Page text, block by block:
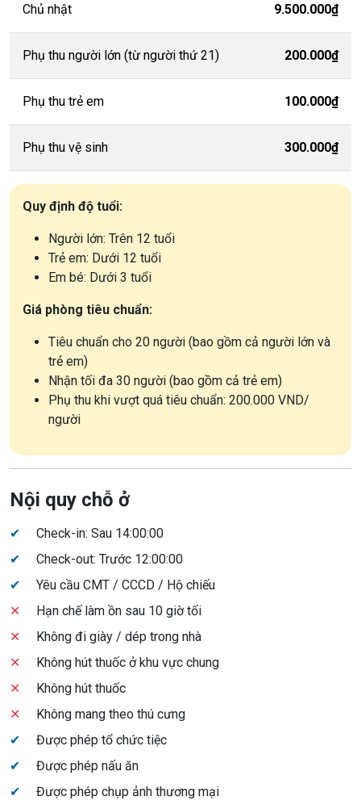
Chủ nhật 9.500.000₫
Phụ thu người lớn (từ người thứ 21) 200.000₫
Phụ thu trẻ em 100.000₫
Phụ thu vệ sinh 300.000₫
Quy định độ tuổi:
Người lớn: Trên 12 tuổi
Trẻ em: Dưới 12 tuổi
Em bé: Dưới 3 tuổi
Giá phòng tiêu chuẩn:
Tiêu chuẩn cho 20 người (bao gồm cả người lớn và
trẻ em)
Nhận tối đa 30 người (bao gồm cả trẻ em)
Phụ thu khi vượt quá tiêu chuẩn: 200.000 VND/
người
Nội quy chỗ ở
✔
Check-in: Sau 14:00:00
✔
Check-out: Trước 12:00:00
✔
Yêu cầu CMT / CCCD / Hộ chiếu
✕
Hạn chế làm ồn sau 10 giờ tối
✕
Không đi giày / dép trong nhà
✕
Không hút thuốc ở khu vực chung
✕
Không hút thuốc
✕
Không mang theo thú cưng
✔
Được phép tổ chức tiệc
✔
Được phép nấu ăn
✔
Được phép chụp ảnh thương mại